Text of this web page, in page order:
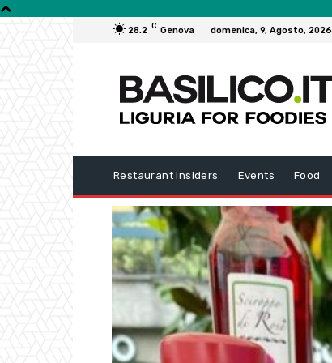
28.2 C Genova domenica, 9, Agosto, 2026
Restaurant Insiders Events Food